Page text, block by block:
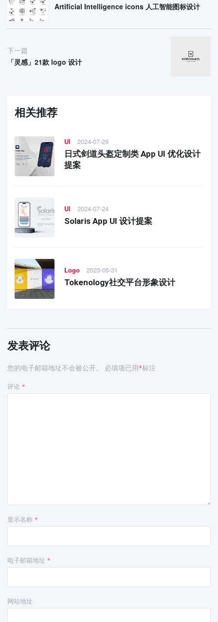
Artificial Intelligence icons 人工智能图标设计
下一篇
「灵感」21款 logo 设计
相关推荐
UI 2024-07-29
日式剑道头盔定制类 App UI 优化设计
提案
UI 2024-07-24
Solaris App UI 设计提案
Logo 2023-05-31
Tokenology社交平台形象设计
发表评论
您的电子邮箱地址不会被公开。 必填项已用*标注
评论 *
显示名称 *
电子邮箱地址 *
网站地址